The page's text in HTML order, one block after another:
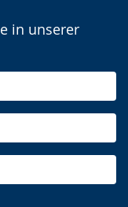
in unserer